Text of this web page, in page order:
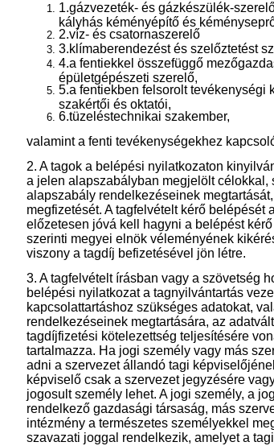
1.gázvezeték- és gázkészülék-
kályhás kéményépítő és
2.víz- és csatornaszerelő
3.klímaberendezést és szelőztetést
4.a fentiekkel összefüggő
épületgépészeti szerelő,
5.a fentiekben felsorolt tevékenységi
szakértői és oktatói,
6.tüzeléstechnikai szakember,
valamint a fenti tevékenységekhez
2. A tagok a belépési nyi latkozaton
a jelen alapszabályban megjelölt célokkal,
alapszabály rendelkezéseinek
megfizetését. A tagfelvételt kérő belépését
előzetesen jóvá kell hagyni a belépést
szerinti megyei elnök véleményének
viszony a tagdíj befizetésével jön létre.
3. A tagfelvételt írásban vagy a szövetség
belépési nyilatkozat a tagnyilvántartás
kapcsolattartáshoz szükséges adatokat,
rendelkezéseinek megtartására, az
tagdíjfizetési kötelezettség teljesítésére
tartalmazza. Ha jogi személy vagy más
adni a szervezet állandó tagi
képviselő csak a szervezet jegyzésére
jogosult személy lehet. A jogi személy, a
rendelkező gazdasági társaság, más
intézmény a természetes személyekkel
szavazati joggal rendelkezik, amelyet a